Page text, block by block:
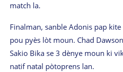
match la.
Finalman, sanble Adonis pap
pou pyès lòt moun. Chad
Sakio Bika se 3 dènye moun ki
natif natal pòtoprens lan.